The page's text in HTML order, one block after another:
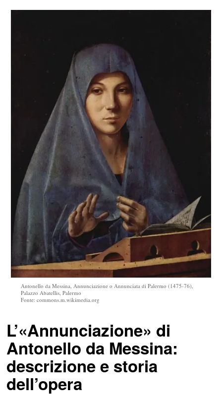
Antonello da Messina, Annunciazione o Annunciata di Palermo (1475-76),
Palazzo Abatellis, Palermo
Fonte: commons.m.wikimedia.org
L’«Annunciazione» di
Antonello da Messina:
descrizione e storia
dell’opera